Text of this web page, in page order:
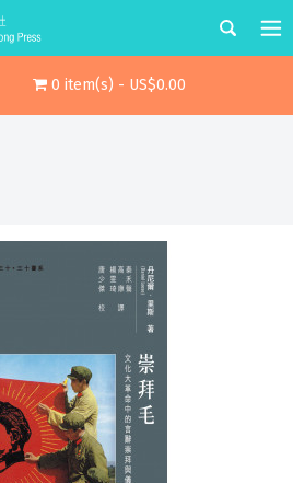
0 item(s) - US$0.00